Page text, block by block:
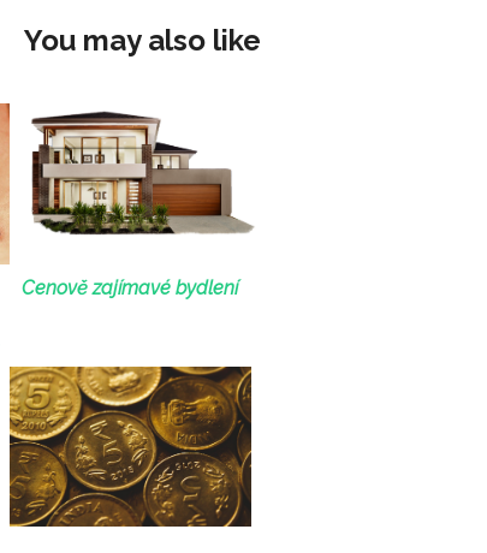
You may also like
Cenově zajímavé bydlení